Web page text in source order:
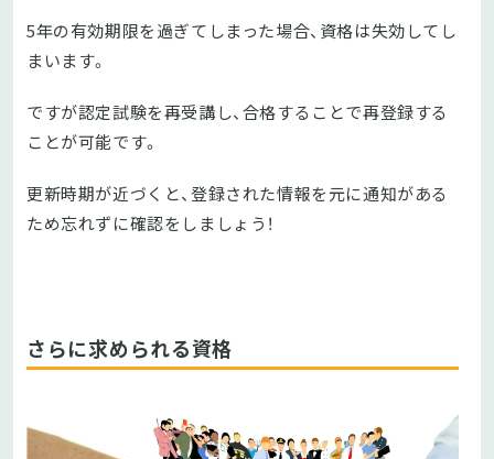
5年の有効期限を過ぎてしまった場合、資格は失効してし
まいます。
ですが認定試験を再受講し、合格することで再登録する
ことが可能です。
更新時期が近づくと、登録された情報を元に通知がある
ため忘れずに確認をしましょう！
さらに求められる資格